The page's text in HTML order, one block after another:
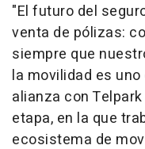
"El futuro del
venta de pólizas:
siempre que
la movilidad es
alianza con
etapa, en la que
ecosistema de